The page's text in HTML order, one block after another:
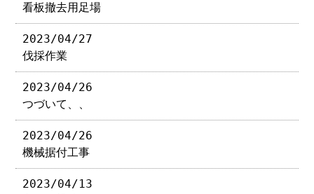
看板撤去用足場
2023/04/27
伐採作業
2023/04/26
つづいて、、
2023/04/26
機械据付工事
2023/04/13